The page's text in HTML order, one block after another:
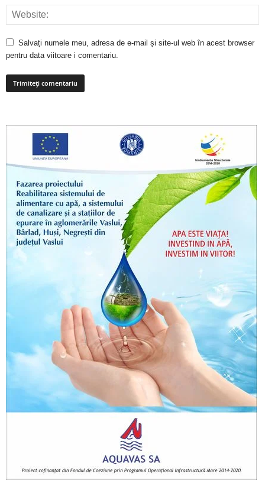
Salvați numele meu, adresa de e-mail și site-ul web în acest browser
pentru data viitoare i comentariu.